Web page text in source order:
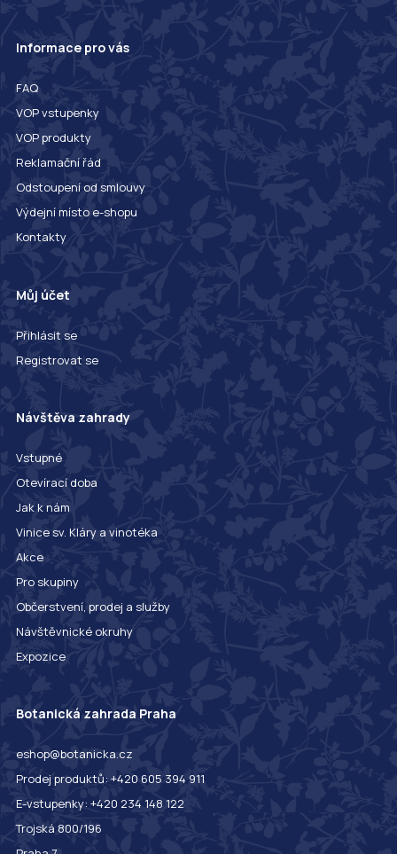
Informace pro vás
FAQ
VOP vstupenky
VOP produkty
Reklamační řád
Odstoupení od smlouvy
Výdejní místo e-shopu
Kontakty
Můj účet
Přihlásit se
Registrovat se
Návštěva zahrady
Vstupné
Otevírací doba
Jak k nám
Vinice sv. Kláry a vinotéka
Akce
Pro skupiny
Občerstvení, prodej a služby
Návštěvnické okruhy
Expozice
Botanická zahrada Praha
eshop@botanicka.cz
Prodej produktů: +420 605 394 911
E-vstupenky: +420 234 148 122
Trojská 800/196